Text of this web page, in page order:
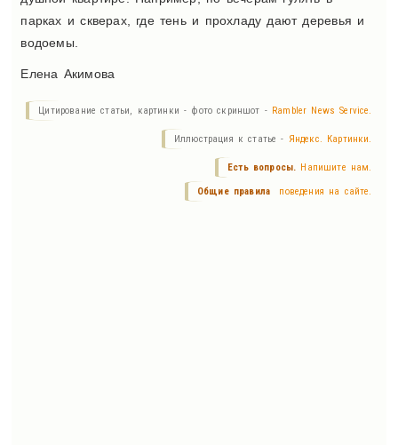
парках и скверах, где тень и прохладу дают деревья и
водоемы.
Елена Акимова
Цитирование статьи, картинки - фото скриншот - Rambler News Service.
Иллюстрация к статье - Яндекс. Картинки.
Есть вопросы. Напишите нам.
Общие правила поведения на сайте.